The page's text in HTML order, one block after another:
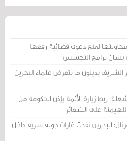
لمنع دعوى قضائية رفعها
بشأن برامج التجسس
الشريف يدينون ما يتعرض علماء البحرين
ربط زيارة الأئمة بإذن الحكومة من
على الشعائر
البحرين نفذت غارات جوية سرية داخل